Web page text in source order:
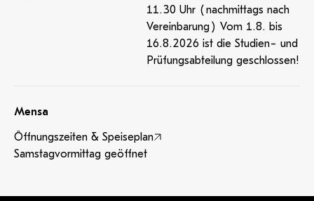
11.30 Uhr (nachmittags nach
Vereinbarung) Vom 1.8. bis
16.8.2026 ist die Studien- und
Prüfungsabteilung geschlossen!
Mensa
Öffnungszeiten & Speiseplan
Samstagvormittag geöffnet